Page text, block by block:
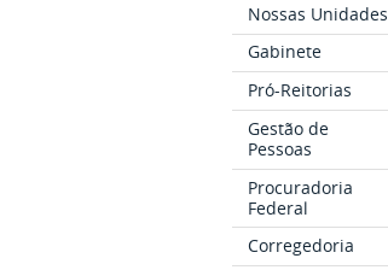
Nossas Unidades
Gabinete
Pró-Reitorias
Gestão de
Pessoas
Procuradoria
Federal
Corregedoria